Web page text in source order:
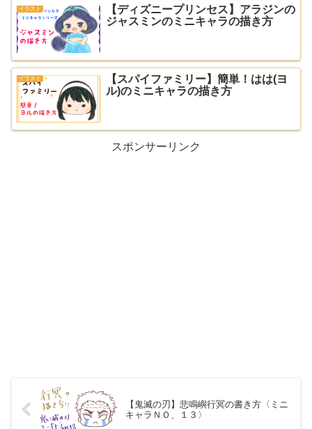
イラスト
【ディズニープリンセス】アラジンの
ジャスミンのミニキャラの描き方
イラスト
【スパイファミリー】簡単！はは(ヨ
ル)のミニキャラの描き方
スポンサーリンク
【鬼滅の刃】悲鳴嶼行冥の書き方〈ミニ
キャラＮＯ、１３〉